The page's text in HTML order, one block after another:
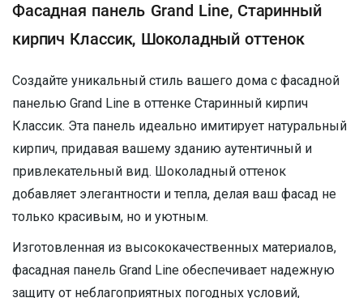
Фасадная панель Grand Line, Старинный
кирпич Классик, Шоколадный оттенок
Создайте уникальный стиль вашего дома с фасадной
панелью Grand Line в оттенке Старинный кирпич
Классик. Эта панель идеально имитирует натуральный
кирпич, придавая вашему зданию аутентичный и
привлекательный вид. Шоколадный оттенок
добавляет элегантности и тепла, делая ваш фасад не
только красивым, но и уютным.
Изготовленная из высококачественных материалов,
фасадная панель Grand Line обеспечивает надежную
защиту от неблагоприятных погодных условий,